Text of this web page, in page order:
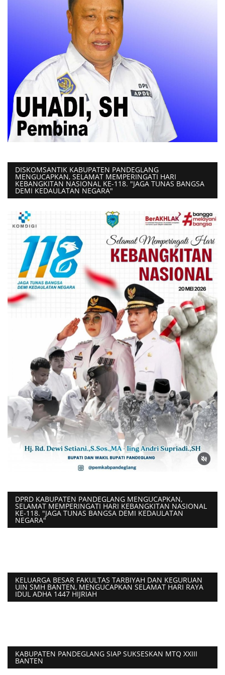
Presiden dan Wakil Presiden RI
DISKOMSANTIK KABUPATEN PANDEGLANG
MENGUCAPKAN, SELAMAT MEMPERINGATI HARI
KEBANGKITAN NASIONAL KE-118. "JAGA TUNAS BANGSA
DEMI KEDAULATAN NEGARA"
DPRD KABUPATEN PANDEGLANG MENGUCAPKAN,
SELAMAT MEMPERINGATI HARI KEBANGKITAN NASIONAL
KE-118. "JAGA TUNAS BANGSA DEMI KEDAULATAN
NEGARA"
KELUARGA BESAR FAKULTAS TARBIYAH DAN KEGURUAN
UIN SMH BANTEN, MENGUCAPKAN SELAMAT HARI RAYA
IDUL ADHA 1447 HIJRIAH
KABUPATEN PANDEGLANG SIAP SUKSESKAN MTQ XXIII
BANTEN